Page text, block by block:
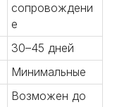
сопровождени
е
30–45 дней
Минимальные
Возможен до